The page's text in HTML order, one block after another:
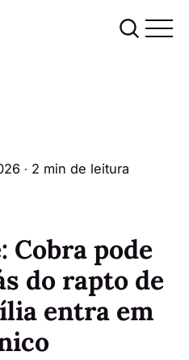
∙ 2 min de leitura
Cobra pode
do rapto de
entra em